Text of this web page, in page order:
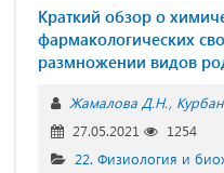
Краткий обзор о
фармакологических
размножении видов
Жамалова Д.Н.
27.05.2021
1254
22. Физиология и